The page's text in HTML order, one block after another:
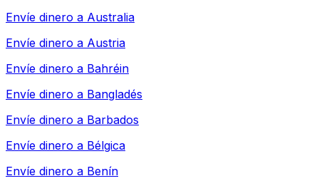
Envíe dinero a Australia
Envíe dinero a Austria
Envíe dinero a Bahréin
Envíe dinero a Bangladés
Envíe dinero a Barbados
Envíe dinero a Bélgica
Envíe dinero a Benín